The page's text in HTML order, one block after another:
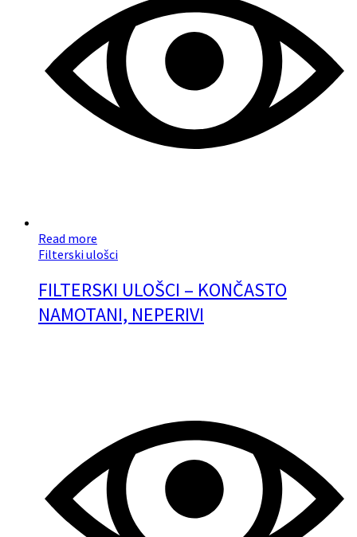
Read more
Filterski ulošci
FILTERSKI ULOŠCI – KONČASTO
NAMOTANI, NEPERIVI